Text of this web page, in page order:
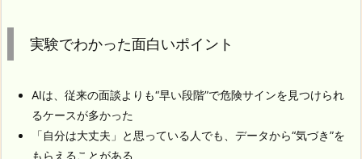
実験でわかった面白いポイント
AIは、従来の面談よりも“早い段階”で危険サインを見つけられ
るケースが多かった
「自分は大丈夫」と思っている人でも、データから“気づき”を
もらえることがある